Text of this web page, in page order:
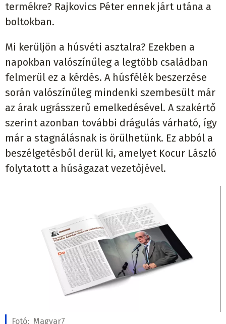
termékre? Rajkovics Péter ennek járt utána a
boltokban.
Mi kerüljön a húsvéti asztalra? Ezekben a
napokban valószínűleg a legtöbb családban
felmerül ez a kérdés. A húsfélék beszerzése
során valószínűleg mindenki szembesült már
az árak ugrásszerű emelkedésével. A szakértő
szerint azonban további drágulás várható, így
már a stagnálásnak is örülhetünk. Ez abból a
beszélgetésből derül ki, amelyet Kocur László
folytatott a húságazat vezetőjével.
Fotó: Magyar7